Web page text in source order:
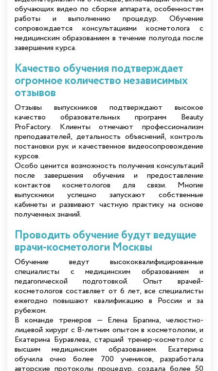
обучающих видео по сборке аппарата, особенностям
работы и выполнению процедур. Обучение
сопровождается консультациями косметолога с
медицинским образованием в течение полугода после
завершения курса.
Качество обучения подтверждает
огромное количество независимых
отзывов
Отзывы выпускников подтверждают высокое
качество образовательных программ Beauty
ProFactory. Клиенты отмечают профессионализм
преподавателей, детальность объяснений, контроль
постановки рук и качественное видеосопровождение
курсов.
Особо ценится возможность получения консультаций
после завершения обучения и предоставление
контактов косметологов для связи. Многие
выпускники успешно запускают собственные
кабинеты и развивают частную практику на основе
полученных знаний.
Проводить обучение будут ведущие
врачи-косметологи Москвы
Обучение ведут высококвалифицированные
специалисты с медицинским образованием и
педагогической подготовкой. Опыт врачей-
косметологов составляет от 6 лет, все специалисты
ежегодно повышают квалификацию в России и за
рубежом.
В команде тренеров — Елена Брагина, челюстно-
лицевой хирург с 8-летним опытом в косметологии, и
Екатерина Буравлева, старший тренер-косметолог с
высшим медицинским образованием. Екатерина
обучила очно более 700 учеников, разработала